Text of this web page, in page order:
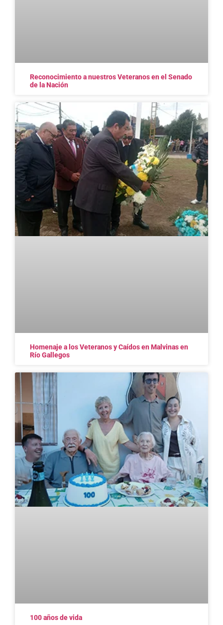
Reconocimiento a nuestros Veteranos en el Senado
de la Nación
Homenaje a los Veteranos y Caídos en Malvinas en
Río Gallegos
100 años de vida